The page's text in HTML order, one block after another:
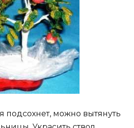
подсохнет, можно вытянуть